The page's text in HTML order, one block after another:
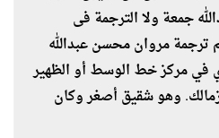
جمعة ولا الترجمة فى
ترجمة مروان محسن عبدالله
مركز خط الوسط أو الظهير
وهو شقيق أصغر وكان